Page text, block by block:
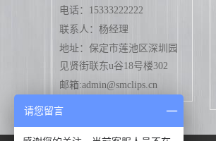
电话：15333222222
联系人：杨经理
地址：保定市莲池区深圳园
见贤街联东u谷18号楼302
邮箱:admin@smclips.cn
请您留言